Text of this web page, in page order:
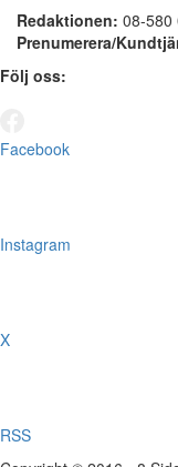
Redaktionen: 08-580
Prenumerera/
Följ oss:
Facebook
Instagram
X
RSS